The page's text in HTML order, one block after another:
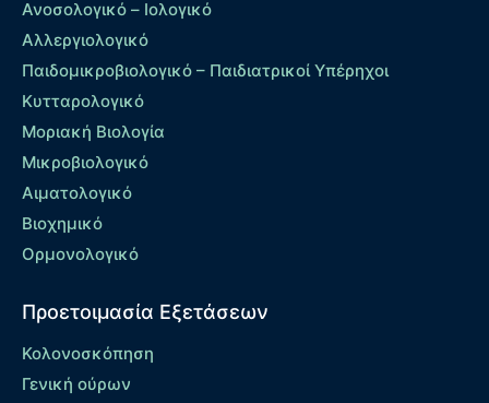
Ανοσολογικό – Ιολογικό
Αλλεργιολογικό
Παιδομικροβιολογικό – Παιδιατρικοί Υπέρηχοι
Κυτταρολογικό
Μοριακή Βιολογία
Μικροβιολογικό
Αιματολογικό
Βιοχημικό
Ορμονολογικό
Προετοιμασία Εξετάσεων
Κολονοσκόπηση
Γενική ούρων